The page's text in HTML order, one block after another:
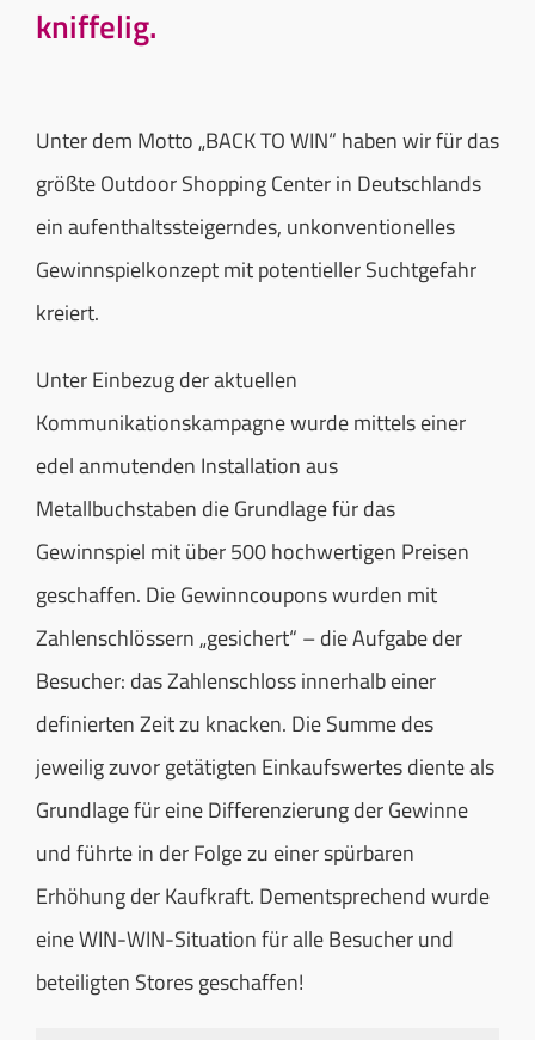
DATENSCHUTZERKLÄRUNG
IMPRESSUM
kniffelig.
Unter dem Motto „BACK TO WIN“ haben wir für das
größte Outdoor Shopping Center in Deutschlands
ein aufenthaltssteigerndes, unkonventionelles
Gewinnspielkonzept mit potentieller Suchtgefahr
kreiert.
Unter Einbezug der aktuellen
Kommunikationskampagne wurde mittels einer
edel anmutenden Installation aus
Metallbuchstaben die Grundlage für das
Gewinnspiel mit über 500 hochwertigen Preisen
geschaffen. Die Gewinncoupons wurden mit
Zahlenschlössern „gesichert“ – die Aufgabe der
Besucher: das Zahlenschloss innerhalb einer
definierten Zeit zu knacken. Die Summe des
jeweilig zuvor getätigten Einkaufswertes diente als
Grundlage für eine Differenzierung der Gewinne
und führte in der Folge zu einer spürbaren
Erhöhung der Kaufkraft. Dementsprechend wurde
eine WIN-WIN-Situation für alle Besucher und
beteiligten Stores geschaffen!